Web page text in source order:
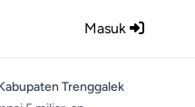
Masuk
Trenggalek